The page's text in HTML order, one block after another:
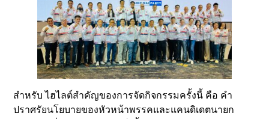
สำหรับ ไฮไลต์สำคัญของการจัดกิจกรรมครั้งนี้ คือ คำ
ปราศรัยนโยบายของหัวหน้าพรรคและแคนดิเดตนายก